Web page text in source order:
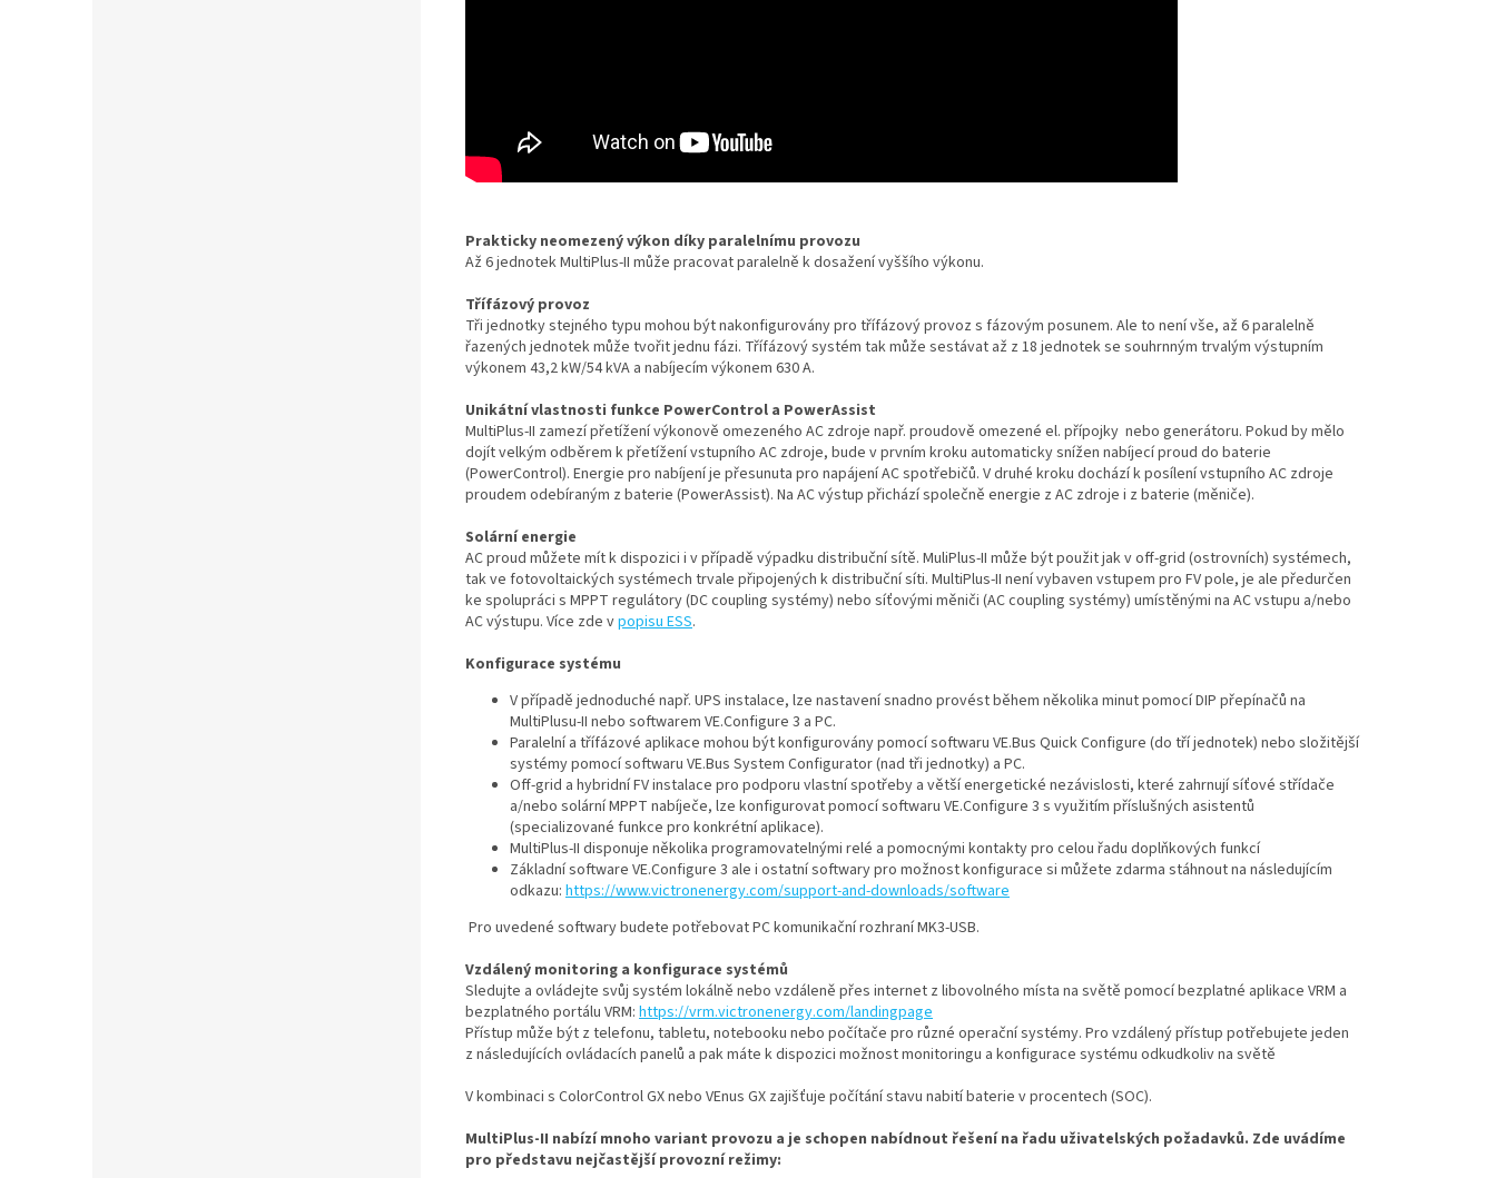
Prakticky neomezený výkon díky paralelnímu provozu
Až 6 jednotek MultiPlus-II může pracovat paralelně k dosažení vyššího výkonu.
Třífázový provoz
Tři jednotky stejného typu mohou být nakonfigurovány pro třífázový provoz s fázovým posunem. Ale to není vše, až 6 paralelně
řazených jednotek může tvořit jednu fázi. Třífázový systém tak může sestávat až z 18 jednotek se souhrnným trvalým výstupním
výkonem 43,2 kW/54 kVA a nabíjecím výkonem 630 A.
Unikátní vlastnosti funkce PowerControl a PowerAssist
MultiPlus-II zamezí přetížení výkonově omezeného AC zdroje např. proudově omezené el. přípojky nebo generátoru. Pokud by mělo
dojít velkým odběrem k přetížení vstupního AC zdroje, bude v prvním kroku automaticky snížen nabíjecí proud do baterie
(PowerControl). Energie pro nabíjení je přesunuta pro napájení AC spotřebičů. V druhé kroku dochází k posílení vstupního AC zdroje
proudem odebíraným z baterie (PowerAssist). Na AC výstup přichází společně energie z AC zdroje i z baterie (měniče).
Solární energie
AC proud můžete mít k dispozici i v případě výpadku distribuční sítě. MuliPlus-II může být použit jak v off-grid (ostrovních) systémech,
tak ve fotovoltaických systémech trvale připojených k distribuční síti. MultiPlus-II není vybaven vstupem pro FV pole, je ale předurčen
ke spolupráci s MPPT regulátory (DC coupling systémy) nebo síťovými měniči (AC coupling systémy) umístěnými na AC vstupu a/nebo
AC výstupu. Více zde vpopisu ESS.
Konfigurace systému
V případě jednoduché např. UPS instalace, lze nastavení snadno provést během několika minut pomocí DIP přepínačů na
MultiPlusu-II nebo softwarem VE.Configure 3 a PC.
Paralelní a třífázové aplikace mohou být konfigurovány pomocí softwaru VE.Bus Quick Configure (do tří jednotek) nebo složitější
systémy pomocí softwaru VE.Bus System Configurator (nad tři jednotky) a PC.
Off-grid a hybridní FV instalace pro podporu vlastní spotřeby a větší energetické nezávislosti, které zahrnují síťové střídače
a/nebo solární MPPT nabíječe, lze konfigurovat pomocí softwaru VE.Configure 3 s využitím příslušných asistentů
(specializované funkce pro konkrétní aplikace).
MultiPlus-II disponuje několika programovatelnými relé a pomocnými kontakty pro celou řadu doplňkových funkcí
Základní software VE.Configure 3 ale i ostatní softwary pro možnost konfigurace si můžete zdarma stáhnout na následujícím
odkazu: https://www.victronenergy.com/support-and-downloads/software
Pro uvedené softwary budete potřebovat PC komunikační rozhraní MK3-USB.
Vzdálený monitoring a konfigurace systémů
Sledujte a ovládejte svůj systém lokálně nebo vzdáleně přes internet z libovolného místa na světě pomocí bezplatné aplikace VRM a
bezplatného portálu VRM: https://vrm.victronenergy.com/landingpage
Přístup může být z telefonu, tabletu, notebooku nebo počítače pro různé operační systémy. Pro vzdálený přístup potřebujete jeden
z následujících ovládacích panelů a pak máte k dispozici možnost monitoringu a konfigurace systému odkudkoliv na světě
V kombinaci s ColorControl GX nebo VEnus GX zajišťuje počítání stavu nabití baterie v procentech (SOC).
MultiPlus-II nabízí mnoho variant provozu a je schopen nabídnout řešení na řadu uživatelských požadavků. Zde uvádíme
pro představu nejčastější provozní režimy: